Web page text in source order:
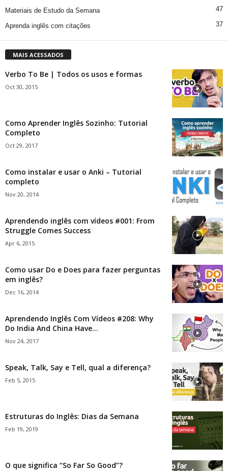
Materiais de Estudo da Semana 47
Aprenda inglês com citações 37
MAIS ACESSADOS
Verbo To Be | Todos os usos e formas
Oct 30, 2015
Como Aprender Inglês Sozinho: Tutorial
Completo
Oct 29, 2017
Como instalar e usar o Anki – Tutorial
completo
Nov 20, 2014
Aprendendo inglês com vídeos #001: From
Struggle Comes Success
Apr 6, 2015
Como usar Do e Does para fazer perguntas
em inglês?
Dec 16, 2014
Aprendendo Inglês Com Vídeos #208: Why
Do India And China Have...
Nov 24, 2017
Speak, Talk, Say e Tell, qual a diferença?
Feb 5, 2015
Estruturas do Inglês: Dias da Semana
Feb 19, 2019
O que significa “So Far So Good”?